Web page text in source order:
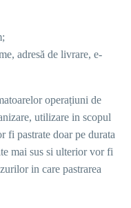
adresă de livrare, e-
operaṭiuni de
utilizare in scopul
fi pastrate doar pe durata
mai sus si ulterior vor fi
in care pastrarea